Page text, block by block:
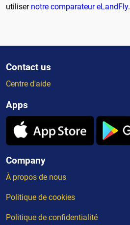
utiliser notre comparateur eLandFly.
Contact us
Centre d'aide
Apps
Company
À propos de nous
Politique de cookies
Politique de confidentialité